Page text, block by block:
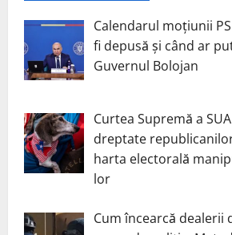
Calendarul moțiunii
fi depusă și când ar
Guvernul Bolojan
Curtea Supremă a
dreptate
harta electorală
lor
Cum încearcă dealerii